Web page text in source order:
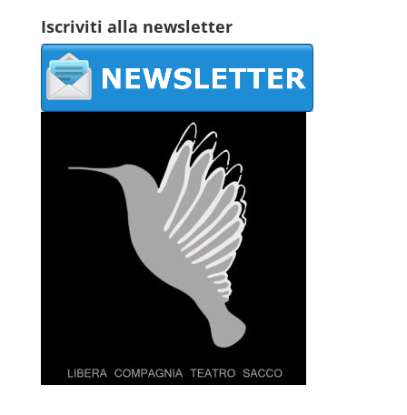
Iscriviti alla newsletter